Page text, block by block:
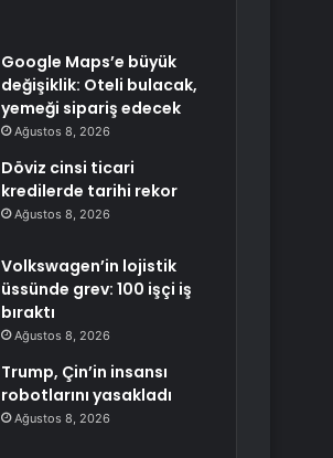
Google Maps’e büyük
değişiklik: Oteli bulacak,
yemeği sipariş edecek
Ağustos 8, 2026
Döviz cinsi ticari
kredilerde tarihi rekor
Ağustos 8, 2026
Volkswagen’in lojistik
üssünde grev: 100 işçi iş
bıraktı
Ağustos 8, 2026
Trump, Çin’in insansı
robotlarını yasakladı
Ağustos 8, 2026